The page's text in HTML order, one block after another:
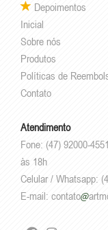
Depoimentos
Inicial
Sobre nós
Produtos
Políticas de
Contato
Atendimento
Fone: (47) 92000-
às 18h
Celular / Whatsapp:
E-mail: contato